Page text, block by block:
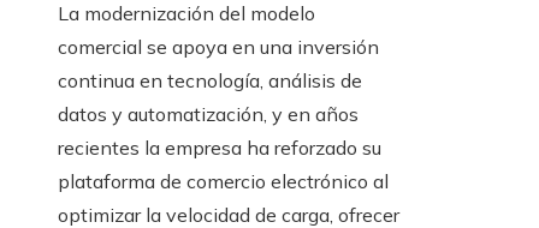
La modernización del modelo
comercial se apoya en una inversión
continua en tecnología, análisis de
datos y automatización, y en años
recientes la empresa ha reforzado su
plataforma de comercio electrónico al
optimizar la velocidad de carga, ofrecer